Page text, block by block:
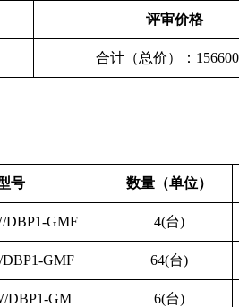
评审价格
合计（总价）：
号 数量（单位）
DBP1-GMF 4(台)
GMF 64(台)
DBP1-GM 6(台)